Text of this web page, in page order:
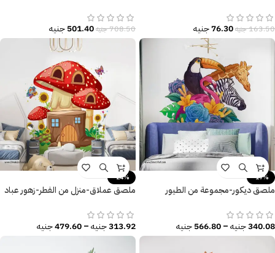
163.50جنيه76.30جنيه 708.50جنيه501.40جنيه
-17%
ملصق ديكور-مجموعة من الطيور
340.08جنيه–
566.80جنيه
-24%
ملصق عملاق-منزل من الفطر-زهور عباد
313.92جنيه–
479.60جنيه